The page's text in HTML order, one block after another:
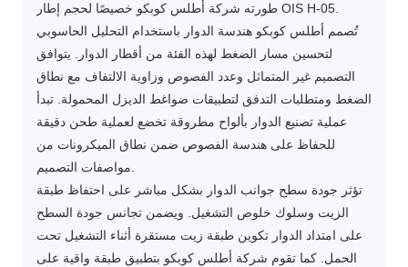
طورته شركة أطلس كوبكو خصيصًا لحجم إطار OIS H-05.
تُصمم أطلس كوبكو هندسة الدوار باستخدام التحليل الحاسوبي
لتحسين مسار الضغط لهذه الفئة من أقطار الدوار. يتوافق
التصميم غير المتماثل وعدد الفصوص وزاوية الالتفاف مع نطاق
الضغط ومتطلبات التدفق لتطبيقات ضواغط الديزل المحمولة. تبدأ
عملية تصنيع الدوار بألواح مطروقة تخضع لعملية طحن دقيقة
للحفاظ على هندسة الفصوص ضمن نطاق الميكرونات من
مواصفات التصميم.
تؤثر جودة سطح جوانب الدوار بشكل مباشر على احتفاظ طبقة
الزيت وسلوك خلوص التشغيل. ويضمن تجانس جودة السطح
على امتداد الدوار تكوين طبقة زيت مستقرة أثناء التشغيل تحت
الحمل. كما تقوم شركة أطلس كوبكو بتطبيق طبقة واقية على